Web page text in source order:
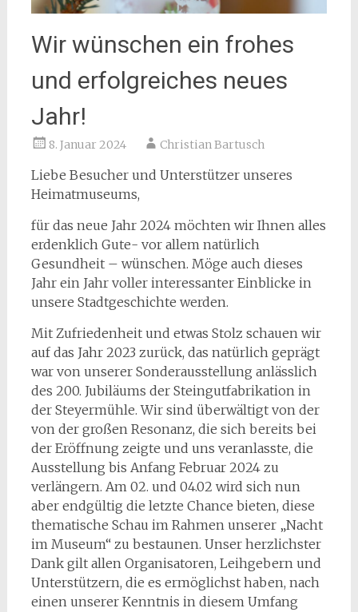
Wir wünschen ein frohes
und erfolgreiches neues
Jahr!
8. Januar 2024 Christian Bartusch
Liebe Besucher und Unterstützer unseres
Heimatmuseums,
für das neue Jahr 2024 möchten wir Ihnen alles
erdenklich Gute- vor allem natürlich
Gesundheit – wünschen. Möge auch dieses
Jahr ein Jahr voller interessanter Einblicke in
unsere Stadtgeschichte werden.
Mit Zufriedenheit und etwas Stolz schauen wir
auf das Jahr 2023 zurück, das natürlich geprägt
war von unserer Sonderausstellung anlässlich
des 200. Jubiläums der Steingutfabrikation in
der Steyermühle. Wir sind überwältigt von der
von der großen Resonanz, die sich bereits bei
der Eröffnung zeigte und uns veranlasste, die
Ausstellung bis Anfang Februar 2024 zu
verlängern. Am 02. und 04.02 wird sich nun
aber endgültig die letzte Chance bieten, diese
thematische Schau im Rahmen unserer „Nacht
im Museum“ zu bestaunen. Unser herzlichster
Dank gilt allen Organisatoren, Leihgebern und
Unterstützern, die es ermöglichst haben, nach
einen unserer Kenntnis in diesem Umfang